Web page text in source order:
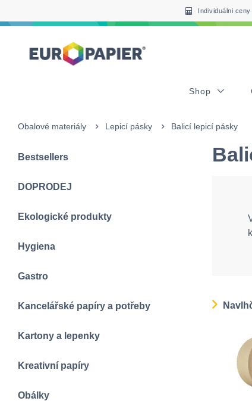
Individuálni ceny
Shop
Obalové materiály Lepicí pásky Balicí lepicí pásky
Bestsellers
DOPRODEJ
Ekologické produkty
Hygiena
Gastro
Kancelářské papíry a potřeby
Kartony a lepenky
Kreativní papíry
Obálky